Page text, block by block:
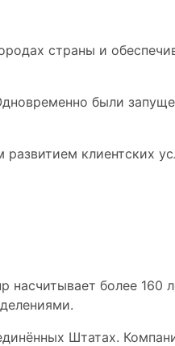
страны и
были
клиентских
более 160
Штатах.